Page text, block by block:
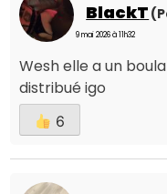
BlackT
9 mai 2026 à 11h32
Wesh elle a un
distribué igo
6